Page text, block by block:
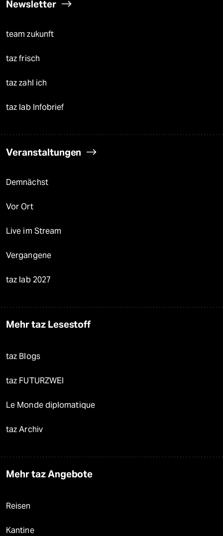
Newsletter
team zukunft
taz frisch
taz zahl ich
taz lab Infobrief
Veranstaltungen
Demnächst
Vor Ort
Live im Stream
Vergangene
taz lab 2027
Mehr taz Lesestoff
taz Blogs
taz FUTURZWEI
Le Monde diplomatique
taz Archiv
Mehr taz Angebote
Reisen
Kantine